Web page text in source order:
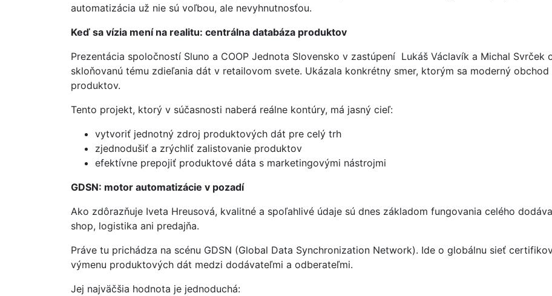
automatizácia už nie sú voľbou, ale nevyhnutnosťou.
Keď sa vízia mení na realitu: centrálna databáza produktov
Prezentácia spoločností Sluno a COOP Jednota Slovensko v zastúpení Lukáš Václavík a Michal Svrček
skloňovanú tému zdieľania dát v retailovom svete. Ukázala konkrétny smer, ktorým sa moderný
produktov.
Tento projekt, ktorý v súčasnosti naberá reálne kontúry, má jasný cieľ:
vytvoriť jednotný zdroj produktových dát pre celý trh
zjednodušiť a zrýchliť zalistovanie produktov
efektívne prepojiť produktové dáta s marketingovými nástrojmi
GDSN: motor automatizácie v pozadí
Ako zdôrazňuje Iveta Hreusová, kvalitné a spoľahlivé údaje sú dnes základom fungovania celého
shop, logistika ani predajňa.
Práve tu prichádza na scénu GDSN (Global Data Synchronization Network). Ide o globálnu sieť
výmenu produktových dát medzi dodávateľmi a odberateľmi.
Jej najväčšia hodnota je jednoduchá: